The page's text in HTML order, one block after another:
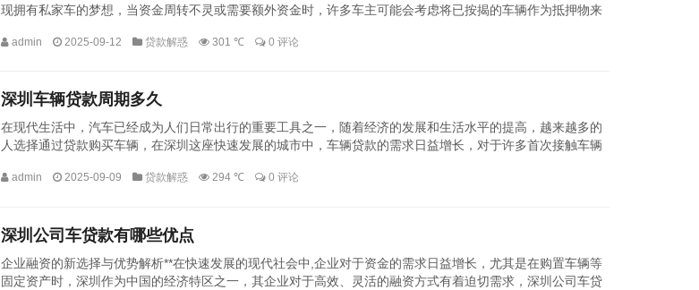
现拥有私家车的梦想，当资金周转不灵或需要额外资金时，许多车主可能会考虑将已按揭的车辆作为抵押物来
admin 2025-09-12 贷款解惑 301 ℃ 0 评论
深圳车辆贷款周期多久
在现代生活中，汽车已经成为人们日常出行的重要工具之一，随着经济的发展和生活水平的提高，越来越多的
人选择通过贷款购买车辆，在深圳这座快速发展的城市中，车辆贷款的需求日益增长，对于许多首次接触车辆
admin 2025-09-09 贷款解惑 294 ℃ 0 评论
深圳公司车贷款有哪些优点
企业融资的新选择与优势解析**在快速发展的现代社会中,企业对于资金的需求日益增长，尤其是在购置车辆等
固定资产时，深圳作为中国的经济特区之一，其企业对于高效、灵活的融资方式有着迫切需求，深圳公司车贷